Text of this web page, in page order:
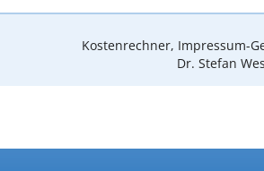
Kostenrechner, Impressum-
Dr. Stefan